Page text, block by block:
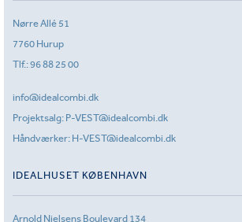
Nørre Allé 51
7760 Hurup
Tlf.:96 88 25 00
info@idealcombi.dk
Projektsalg: P-VEST@idealcombi.dk
Håndværker: H-VEST@idealcombi.dk
IDEALHUSET KØBENHAVN
Arnold Nielsens Boulevard 134